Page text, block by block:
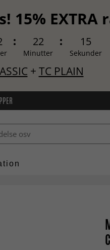
15% EXTRA
22
Minutter
14
Sekunder
+ TC PLAIN